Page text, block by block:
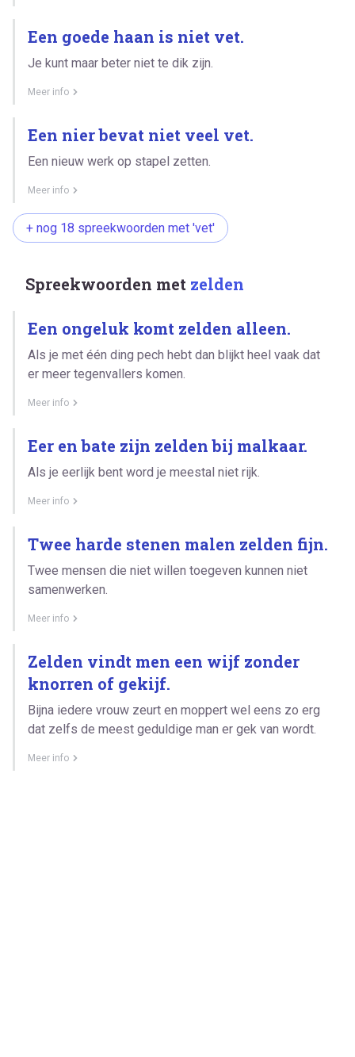
Een goede haan is niet vet.
Je kunt maar beter niet te dik zijn.
Meer info
Een nier bevat niet veel vet.
Een nieuw werk op stapel zetten.
Meer info
+ nog 18 spreekwoorden met 'vet'
Spreekwoorden met zelden
Een ongeluk komt zelden alleen.
Als je met één ding pech hebt dan blijkt heel vaak dat
er meer tegenvallers komen.
Meer info
Eer en bate zijn zelden bij malkaar.
Als je eerlijk bent word je meestal niet rijk.
Meer info
Twee harde stenen malen zelden fijn.
Twee mensen die niet willen toegeven kunnen niet
samenwerken.
Meer info
Zelden vindt men een wijf zonder
knorren of gekijf.
Bijna iedere vrouw zeurt en moppert wel eens zo erg
dat zelfs de meest geduldige man er gek van wordt.
Meer info